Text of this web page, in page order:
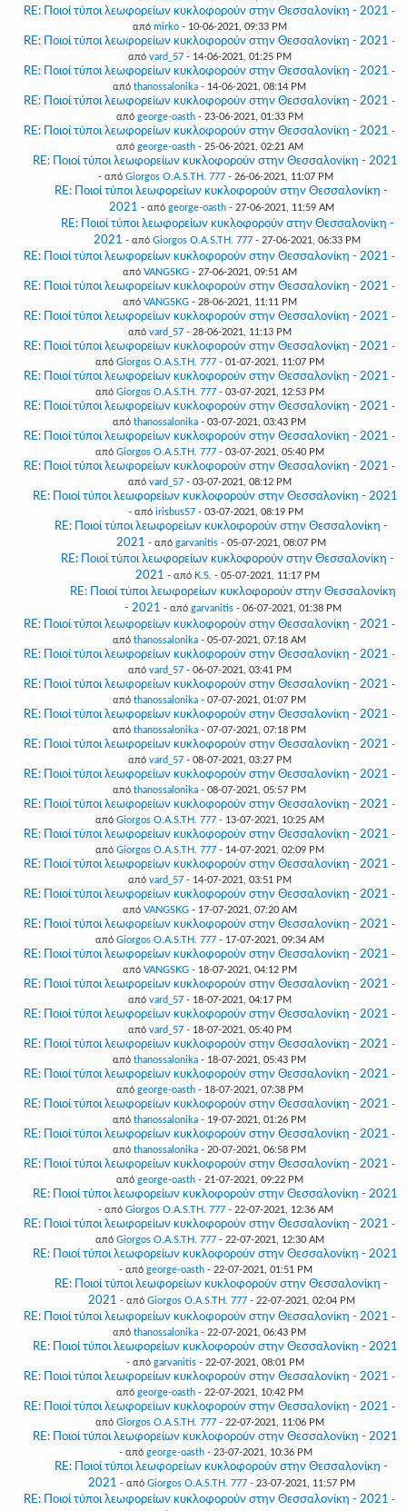
RE: Ποιοί τύποι λεωφορείων κυκλοφορούν στην Θεσσαλονίκη - 2021 -
από mirko- 10-06-2021, 09:33 PM
RE: Ποιοί τύποι λεωφορείων κυκλοφορούν στην Θεσσαλονίκη - 2021 -
από vard_57- 14-06-2021, 01:25 PM
RE: Ποιοί τύποι λεωφορείων κυκλοφορούν στην Θεσσαλονίκη - 2021 -
από thanossalonika - 14-06-2021, 08:14 PM
RE: Ποιοί τύποι λεωφορείων κυκλοφορούν στην Θεσσαλονίκη - 2021 -
από george-oasth- 23-06-2021, 01:33 PM
RE: Ποιοί τύποι λεωφορείων κυκλοφορούν στην Θεσσαλονίκη - 2021 -
από george-oasth- 25-06-2021, 02:21 AM
RE: Ποιοί τύποι λεωφορείων κυκλοφορούν στην Θεσσαλονίκη - 2021
- από Giorgos O.A.S.TH. 777- 26-06-2021, 11:07 PM
RE: Ποιοί τύποι λεωφορείων κυκλοφορούν στην Θεσσαλονίκη -
2021 - από george-oasth- 27-06-2021, 11:59 AM
RE: Ποιοί τύποι λεωφορείων κυκλοφορούν στην Θεσσαλονίκη -
2021 - από Giorgos O.A.S.TH. 777 - 27-06-2021, 06:33 PM
RE: Ποιοί τύποι λεωφορείων κυκλοφορούν στην Θεσσαλονίκη - 2021 -
από VANGSKG- 27-06-2021, 09:51 AM
RE: Ποιοί τύποι λεωφορείων κυκλοφορούν στην Θεσσαλονίκη - 2021 -
από VANGSKG- 28-06-2021, 11:11 PM
RE: Ποιοί τύποι λεωφορείων κυκλοφορούν στην Θεσσαλονίκη - 2021 -
από vard_57- 28-06-2021, 11:13 PM
RE: Ποιοί τύποι λεωφορείων κυκλοφορούν στην Θεσσαλονίκη - 2021 -
από Giorgos O.A.S.TH. 777- 01-07-2021, 11:07 PM
RE: Ποιοί τύποι λεωφορείων κυκλοφορούν στην Θεσσαλονίκη - 2021 -
από Giorgos O.A.S.TH. 777- 03-07-2021, 12:53 PM
RE: Ποιοί τύποι λεωφορείων κυκλοφορούν στην Θεσσαλονίκη - 2021 -
από thanossalonika - 03-07-2021, 03:43 PM
RE: Ποιοί τύποι λεωφορείων κυκλοφορούν στην Θεσσαλονίκη - 2021 -
από Giorgos O.A.S.TH. 777- 03-07-2021, 05:40 PM
RE: Ποιοί τύποι λεωφορείων κυκλοφορούν στην Θεσσαλονίκη - 2021 -
από vard_57- 03-07-2021, 08:12 PM
RE: Ποιοί τύποι λεωφορείων κυκλοφορούν στην Θεσσαλονίκη - 2021
- από irisbus57- 03-07-2021, 08:19 PM
RE: Ποιοί τύποι λεωφορείων κυκλοφορούν στην Θεσσαλονίκη -
2021 - από garvanitis - 05-07-2021, 08:07 PM
RE: Ποιοί τύποι λεωφορείων κυκλοφορούν στην Θεσσαλονίκη -
2021 - από K.S. - 05-07-2021, 11:17 PM
RE: Ποιοί τύποι λεωφορείων κυκλοφορούν στην Θεσσαλονίκη
- 2021 - από garvanitis - 06-07-2021, 01:38 PM
RE: Ποιοί τύποι λεωφορείων κυκλοφορούν στην Θεσσαλονίκη - 2021 -
από thanossalonika - 05-07-2021, 07:18 AM
RE: Ποιοί τύποι λεωφορείων κυκλοφορούν στην Θεσσαλονίκη - 2021 -
από vard_57- 06-07-2021, 03:41 PM
RE: Ποιοί τύποι λεωφορείων κυκλοφορούν στην Θεσσαλονίκη - 2021 -
από thanossalonika - 07-07-2021, 01:07 PM
RE: Ποιοί τύποι λεωφορείων κυκλοφορούν στην Θεσσαλονίκη - 2021 -
από thanossalonika - 07-07-2021, 07:18 PM
RE: Ποιοί τύποι λεωφορείων κυκλοφορούν στην Θεσσαλονίκη - 2021 -
από vard_57- 08-07-2021, 03:27 PM
RE: Ποιοί τύποι λεωφορείων κυκλοφορούν στην Θεσσαλονίκη - 2021 -
από thanossalonika - 08-07-2021, 05:57 PM
RE: Ποιοί τύποι λεωφορείων κυκλοφορούν στην Θεσσαλονίκη - 2021 -
από Giorgos O.A.S.TH. 777- 13-07-2021, 10:25 AM
RE: Ποιοί τύποι λεωφορείων κυκλοφορούν στην Θεσσαλονίκη - 2021 -
από Giorgos O.A.S.TH. 777- 14-07-2021, 02:09 PM
RE: Ποιοί τύποι λεωφορείων κυκλοφορούν στην Θεσσαλονίκη - 2021 -
από vard_57- 14-07-2021, 03:51 PM
RE: Ποιοί τύποι λεωφορείων κυκλοφορούν στην Θεσσαλονίκη - 2021 -
από VANGSKG- 17-07-2021, 07:20 AM
RE: Ποιοί τύποι λεωφορείων κυκλοφορούν στην Θεσσαλονίκη - 2021 -
από Giorgos O.A.S.TH. 777- 17-07-2021, 09:34 AM
RE: Ποιοί τύποι λεωφορείων κυκλοφορούν στην Θεσσαλονίκη - 2021 -
από VANGSKG- 18-07-2021, 04:12 PM
RE: Ποιοί τύποι λεωφορείων κυκλοφορούν στην Θεσσαλονίκη - 2021 -
από vard_57- 18-07-2021, 04:17 PM
RE: Ποιοί τύποι λεωφορείων κυκλοφορούν στην Θεσσαλονίκη - 2021 -
από vard_57- 18-07-2021, 05:40 PM
RE: Ποιοί τύποι λεωφορείων κυκλοφορούν στην Θεσσαλονίκη - 2021 -
από thanossalonika - 18-07-2021, 05:43 PM
RE: Ποιοί τύποι λεωφορείων κυκλοφορούν στην Θεσσαλονίκη - 2021 -
από george-oasth- 18-07-2021, 07:38 PM
RE: Ποιοί τύποι λεωφορείων κυκλοφορούν στην Θεσσαλονίκη - 2021 -
από thanossalonika - 19-07-2021, 01:26 PM
RE: Ποιοί τύποι λεωφορείων κυκλοφορούν στην Θεσσαλονίκη - 2021 -
από thanossalonika - 20-07-2021, 06:58 PM
RE: Ποιοί τύποι λεωφορείων κυκλοφορούν στην Θεσσαλονίκη - 2021 -
από george-oasth- 21-07-2021, 09:22 PM
RE: Ποιοί τύποι λεωφορείων κυκλοφορούν στην Θεσσαλονίκη - 2021
- από Giorgos O.A.S.TH. 777- 22-07-2021, 12:36 AM
RE: Ποιοί τύποι λεωφορείων κυκλοφορούν στην Θεσσαλονίκη - 2021 -
από Giorgos O.A.S.TH. 777- 22-07-2021, 12:30 AM
RE: Ποιοί τύποι λεωφορείων κυκλοφορούν στην Θεσσαλονίκη - 2021
- από george-oasth- 22-07-2021, 01:51 PM
RE: Ποιοί τύποι λεωφορείων κυκλοφορούν στην Θεσσαλονίκη -
2021 - από Giorgos O.A.S.TH. 777- 22-07-2021, 02:04 PM
RE: Ποιοί τύποι λεωφορείων κυκλοφορούν στην Θεσσαλονίκη - 2021 -
από thanossalonika - 22-07-2021, 06:43 PM
RE: Ποιοί τύποι λεωφορείων κυκλοφορούν στην Θεσσαλονίκη - 2021
- από garvanitis - 22-07-2021, 08:01 PM
RE: Ποιοί τύποι λεωφορείων κυκλοφορούν στην Θεσσαλονίκη - 2021 -
από george-oasth- 22-07-2021, 10:42 PM
RE: Ποιοί τύποι λεωφορείων κυκλοφορούν στην Θεσσαλονίκη - 2021 -
από Giorgos O.A.S.TH. 777- 22-07-2021, 11:06 PM
RE: Ποιοί τύποι λεωφορείων κυκλοφορούν στην Θεσσαλονίκη - 2021
- από george-oasth- 23-07-2021, 10:36 PM
RE: Ποιοί τύποι λεωφορείων κυκλοφορούν στην Θεσσαλονίκη -
2021 - από Giorgos O.A.S.TH. 777- 23-07-2021, 11:57 PM
RE: Ποιοί τύποι λεωφορείων κυκλοφορούν στην Θεσσαλονίκη - 2021 -